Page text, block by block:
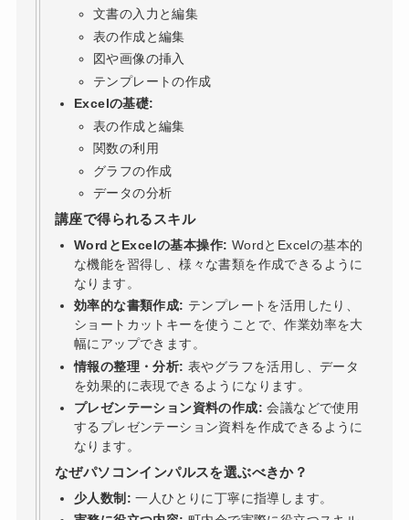
文書の入力と編集
表の作成と編集
図や画像の挿入
テンプレートの作成
Excelの基礎:
表の作成と編集
関数の利用
グラフの作成
データの分析
講座で得られるスキル
WordとExcelの基本操作: WordとExcelの基本的
な機能を習得し、様々な書類を作成できるように
なります。
効率的な書類作成: テンプレートを活用したり、
ショートカットキーを使うことで、作業効率を大
幅にアップできます。
情報の整理・分析: 表やグラフを活用し、データ
を効果的に表現できるようになります。
プレゼンテーション資料の作成: 会議などで使用
するプレゼンテーション資料を作成できるように
なります。
なぜパソコンインパルスを選ぶべきか？
少人数制: 一人ひとりに丁寧に指導します。